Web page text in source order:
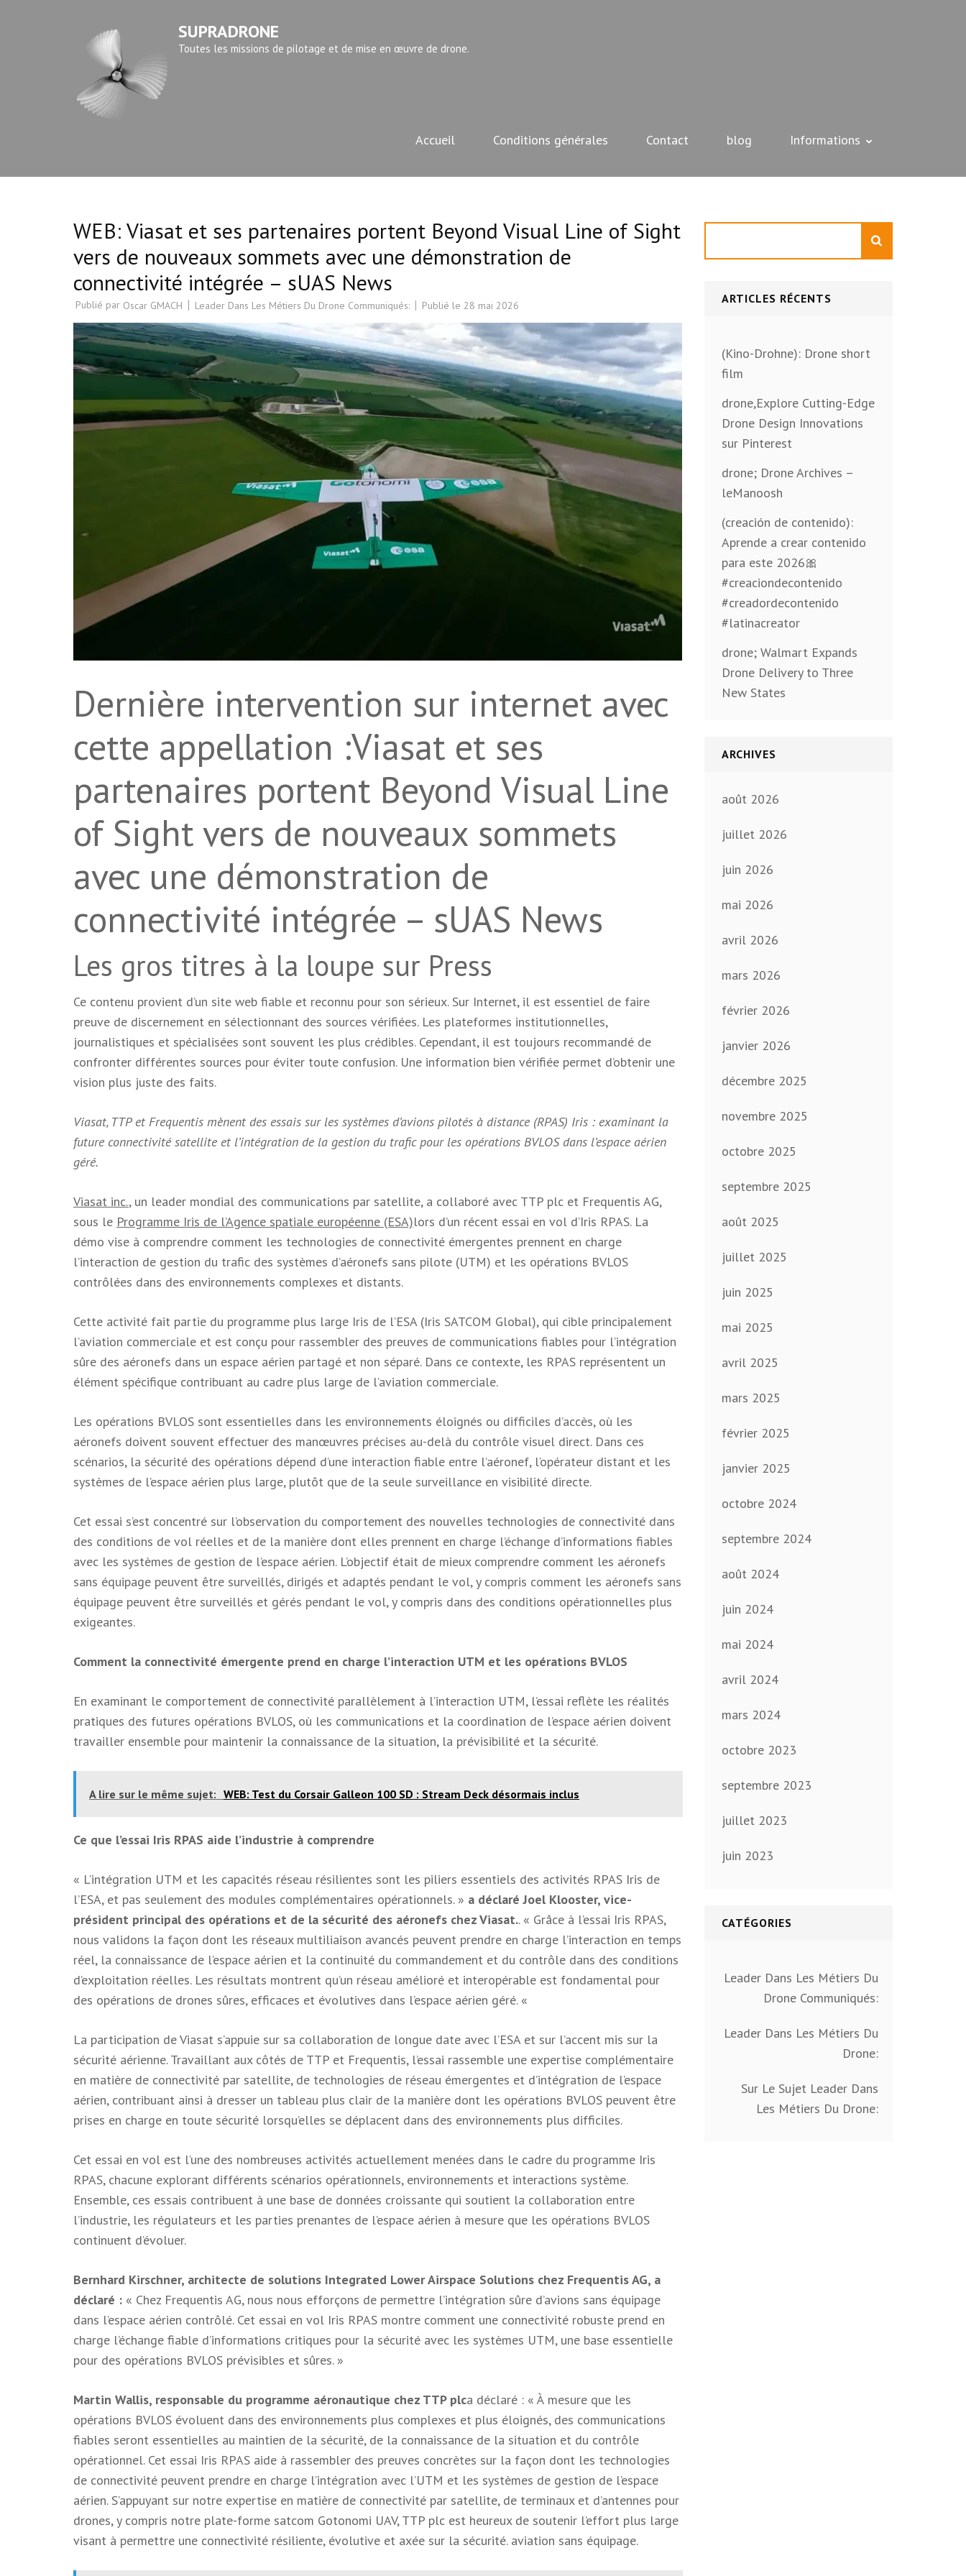
SUPRADRONE
Toutes les missions de pilotage et de mise en œuvre de drone.
Accueil Conditions générales Contact blog Informations
WEB: Viasat et ses partenaires portent Beyond Visual Line of Sight
vers de nouveaux sommets avec une démonstration de
connectivité intégrée – sUAS News
Publié par Oscar GMACH Leader Dans Les Métiers Du Drone Communiqués: Publié le 28 mai 2026
Dernière intervention sur internet avec
cette appellation :Viasat et ses
partenaires portent Beyond Visual Line
of Sight vers de nouveaux sommets
avec une démonstration de
connectivité intégrée – sUAS News
Les gros titres à la loupe sur Press
Ce contenu provient d’un site web fiable et reconnu pour son sérieux. Sur Internet, il est essentiel de faire
preuve de discernement en sélectionnant des sources vérifiées. Les plateformes institutionnelles,
journalistiques et spécialisées sont souvent les plus crédibles. Cependant, il est toujours recommandé de
confronter différentes sources pour éviter toute confusion. Une information bien vérifiée permet d’obtenir une
vision plus juste des faits.
Viasat, TTP et Frequentis mènent des essais sur les systèmes d’avions pilotés à distance (RPAS) Iris : examinant la
future connectivité satellite et l’intégration de la gestion du trafic pour les opérations BVLOS dans l’espace aérien
géré.
Viasat inc.,un leader mondial des communications par satellite, a collaboré avec TTP plc et Frequentis AG,
sous le Programme Iris de l’Agence spatiale européenne (ESA)lors d’un récent essai en vol d’Iris RPAS. La
démo vise à comprendre comment les technologies de connectivité émergentes prennent en charge
l’interaction de gestion du trafic des systèmes d’aéronefs sans pilote (UTM) et les opérations BVLOS
contrôlées dans des environnements complexes et distants.
Cette activité fait partie du programme plus large Iris de l’ESA (Iris SATCOM Global), qui cible principalement
l’aviation commerciale et est conçu pour rassembler des preuves de communications fiables pour l’intégration
sûre des aéronefs dans un espace aérien partagé et non séparé. Dans ce contexte, les RPAS représentent un
élément spécifique contribuant au cadre plus large de l’aviation commerciale.
Les opérations BVLOS sont essentielles dans les environnements éloignés ou difficiles d’accès, où les
aéronefs doivent souvent effectuer des manœuvres précises au-delà du contrôle visuel direct. Dans ces
scénarios, la sécurité des opérations dépend d’une interaction fiable entre l’aéronef, l’opérateur distant et les
systèmes de l’espace aérien plus large, plutôt que de la seule surveillance en visibilité directe.
Cet essai s’est concentré sur l’observation du comportement des nouvelles technologies de connectivité dans
des conditions de vol réelles et de la manière dont elles prennent en charge l’échange d’informations fiables
avec les systèmes de gestion de l’espace aérien. L’objectif était de mieux comprendre comment les aéronefs
sans équipage peuvent être surveillés, dirigés et adaptés pendant le vol, y compris comment les aéronefs sans
équipage peuvent être surveillés et gérés pendant le vol, y compris dans des conditions opérationnelles plus
exigeantes.
Comment la connectivité émergente prend en charge l’interaction UTM et les opérations BVLOS
En examinant le comportement de connectivité parallèlement à l’interaction UTM, l’essai reflète les réalités
pratiques des futures opérations BVLOS, où les communications et la coordination de l’espace aérien doivent
travailler ensemble pour maintenir la connaissance de la situation, la prévisibilité et la sécurité.
A lire sur le même sujet: WEB: Test du Corsair Galleon 100 SD : Stream Deck désormais inclus
Ce que l’essai Iris RPAS aide l’industrie à comprendre
« L’intégration UTM et les capacités réseau résilientes sont les piliers essentiels des activités RPAS Iris de
l’ESA, et pas seulement des modules complémentaires opérationnels. » a déclaré Joel Klooster, vice-
président principal des opérations et de la sécurité des aéronefs chez Viasat.. « Grâce à l’essai Iris RPAS,
nous validons la façon dont les réseaux multiliaison avancés peuvent prendre en charge l’interaction en temps
réel, la connaissance de l’espace aérien et la continuité du commandement et du contrôle dans des conditions
d’exploitation réelles. Les résultats montrent qu’un réseau amélioré et interopérable est fondamental pour
des opérations de drones sûres, efficaces et évolutives dans l’espace aérien géré. «
La participation de Viasat s’appuie sur sa collaboration de longue date avec l’ESA et sur l’accent mis sur la
sécurité aérienne. Travaillant aux côtés de TTP et Frequentis, l’essai rassemble une expertise complémentaire
en matière de connectivité par satellite, de technologies de réseau émergentes et d’intégration de l’espace
aérien, contribuant ainsi à dresser un tableau plus clair de la manière dont les opérations BVLOS peuvent être
prises en charge en toute sécurité lorsqu’elles se déplacent dans des environnements plus difficiles.
Cet essai en vol est l’une des nombreuses activités actuellement menées dans le cadre du programme Iris
RPAS, chacune explorant différents scénarios opérationnels, environnements et interactions système.
Ensemble, ces essais contribuent à une base de données croissante qui soutient la collaboration entre
l’industrie, les régulateurs et les parties prenantes de l’espace aérien à mesure que les opérations BVLOS
continuent d’évoluer.
Bernhard Kirschner, architecte de solutions Integrated Lower Airspace Solutions chez Frequentis AG, a
déclaré : « Chez Frequentis AG, nous nous efforçons de permettre l’intégration sûre d’avions sans équipage
dans l’espace aérien contrôlé. Cet essai en vol Iris RPAS montre comment une connectivité robuste prend en
charge l’échange fiable d’informations critiques pour la sécurité avec les systèmes UTM, une base essentielle
pour des opérations BVLOS prévisibles et sûres. »
Martin Wallis, responsable du programme aéronautique chez TTP plca déclaré : « À mesure que les
opérations BVLOS évoluent dans des environnements plus complexes et plus éloignés, des communications
fiables seront essentielles au maintien de la sécurité, de la connaissance de la situation et du contrôle
opérationnel. Cet essai Iris RPAS aide à rassembler des preuves concrètes sur la façon dont les technologies
de connectivité peuvent prendre en charge l’intégration avec l’UTM et les systèmes de gestion de l’espace
aérien. S’appuyant sur notre expertise en matière de connectivité par satellite, de terminaux et d’antennes pour
drones, y compris notre plate-forme satcom Gotonomi UAV, TTP plc est heureux de soutenir l’effort plus large
visant à permettre une connectivité résiliente, évolutive et axée sur la sécurité. aviation sans équipage.
ARTICLES RÉCENTS
(Kino-Drohne): Drone short
film
drone,Explore Cutting-Edge
Drone Design Innovations
sur Pinterest
drone; Drone Archives –
leManoosh
(creación de contenido):
Aprende a crear contenido
para este 2026🎀
#creaciondecontenido
#creadordecontenido
#latinacreator
drone; Walmart Expands
Drone Delivery to Three
New States
ARCHIVES
août 2026
juillet 2026
juin 2026
mai 2026
avril 2026
mars 2026
février 2026
janvier 2026
décembre 2025
novembre 2025
octobre 2025
septembre 2025
août 2025
juillet 2025
juin 2025
mai 2025
avril 2025
mars 2025
février 2025
janvier 2025
octobre 2024
septembre 2024
août 2024
juin 2024
mai 2024
avril 2024
mars 2024
octobre 2023
septembre 2023
juillet 2023
juin 2023
CATÉGORIES
Leader Dans Les Métiers Du
Drone Communiqués:
Leader Dans Les Métiers Du
Drone:
Sur Le Sujet Leader Dans
Les Métiers Du Drone: